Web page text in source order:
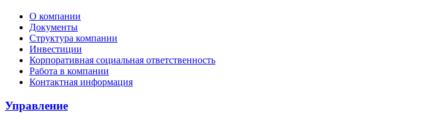
О компании
Документы
Структура компании
Инвестиции
Корпоративная социальная ответственность
Работа в компании
Контактная информация
Управление